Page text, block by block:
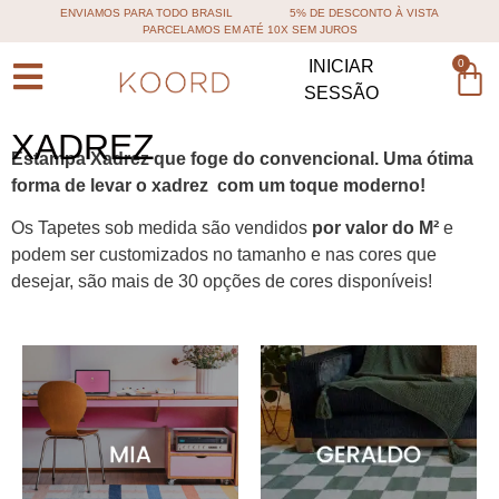
ENVIAMOS PARA TODO BRASIL
5% DE DESCONTO À VISTA
PARCELAMOS EM ATÉ 10X SEM JUROS
INICIAR
SESSÃO
0
XADREZ
Estampa Xadrez que foge do convencional. Uma ótima
forma de levar o xadrez com um toque moderno!
Os Tapetes sob medida são vendidos por valor do M² e
podem ser customizados no tamanho e nas cores que
desejar, são mais de 30 opções de cores disponíveis!